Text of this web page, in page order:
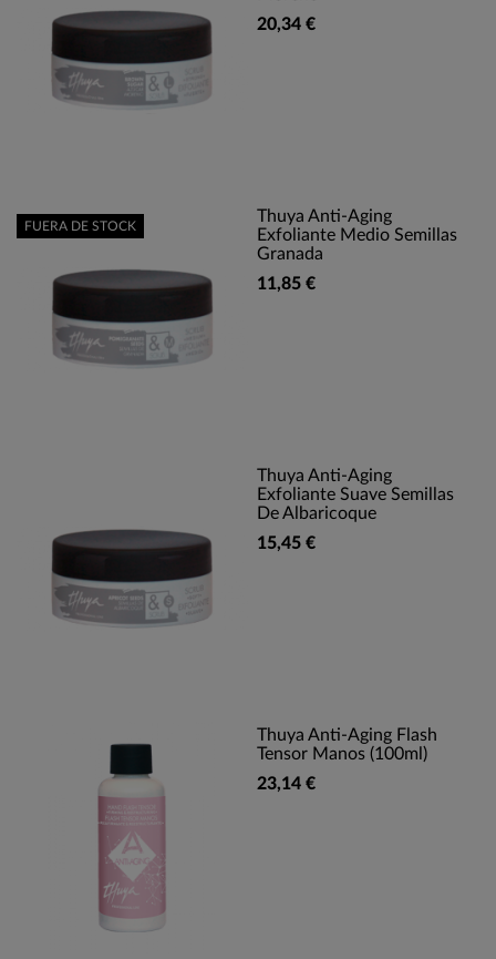
20,34 €
Thuya Anti-Aging
Exfoliante Medio Semillas
Granada
11,85 €
FUERA DE STOCK
Thuya Anti-Aging
Exfoliante Suave Semillas
De Albaricoque
15,45 €
Thuya Anti-Aging Flash
Tensor Manos (100ml)
23,14 €